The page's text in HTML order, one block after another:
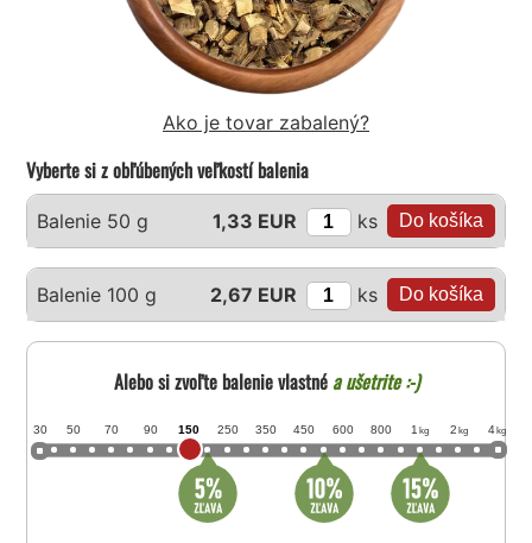
Ako je tovar zabalený?
Vyberte si z obľúbených veľkostí balenia
Balenie 50 g 1,33 EUR ks
Balenie 100 g 2,67 EUR ks
Alebo si zvoľte balenie vlastnéa ušetrite :-)
30 50 70 90 150 250 350 450 600 800 1 kg 2 kg 4 kg